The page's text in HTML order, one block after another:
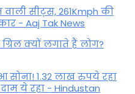
वाली सीट्स, 261Kmph की
- Aaj Tak News
क्यों लगाते हैं लोग?
सोना! 1.32 लाख रुपये रहा
ये रहा - Hindustan